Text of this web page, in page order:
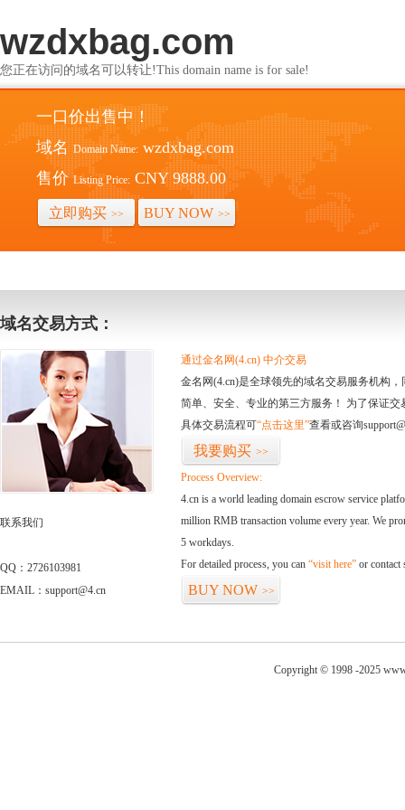
wzdxbag.com
您正在访问的域名可以转让!This domain name is for sale!
一口价出售中！
域名 Domain Name: wzdxbag.com
售价 Listing Price: CNY 9888.00
立即购买 >> BUY NOW >>
域名交易方式：
联系我们
QQ：2726103981
EMAIL：support@4.cn
通过金名网(4.cn) 中介交易
金名网(4.cn)是全球领先的域名交易服务机构
简单、安全、专业的第三方服务！ 为了保证
具体交易流程可“点击这里”查看或咨询
我要购买 >>
Process Overview:
4.cn is a world leading domain escrow service
million RMB transaction volume every year. We
5 workdays.
For detailed process, you can “visit here” or contact
BUY NOW >>
Copyright © 1998 -2025